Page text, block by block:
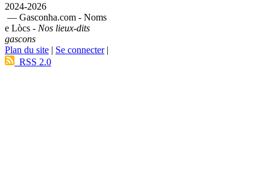
2024-2026
— Gasconha.com - Noms
e Lòcs - Nos lieux-dits
gascons
Plan du site | Se connecter|
RSS 2.0